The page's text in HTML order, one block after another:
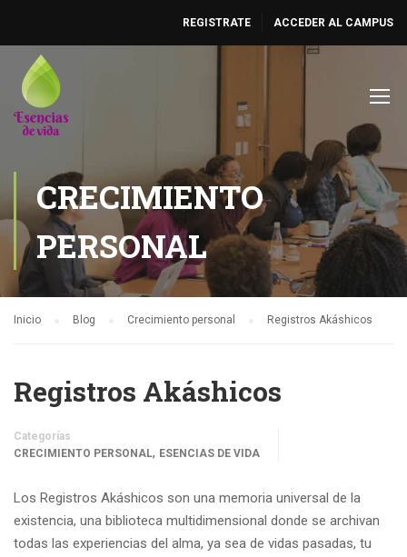
REGISTRATE ACCEDER AL CAMPUS
CRECIMIENTO
PERSONAL
Inicio Blog Crecimiento personal Registros Akáshicos
Registros Akáshicos
Categorías
CRECIMIENTO PERSONAL, ESENCIAS DE VIDA
Los Registros Akáshicos son una memoria universal de la
existencia, una biblioteca multidimensional donde se archivan
todas las experiencias del alma, ya sea de vidas pasadas, tu